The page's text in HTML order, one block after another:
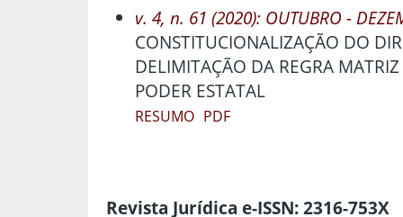
v. 4, n. 61 (2020): OUTUBRO -
CONSTITUCIONALIZAÇÃO DO
DELIMITAÇÃO DA REGRA
PODER ESTATAL
RESUMO PDF
Revista Jurídica e-ISSN: 2316-753X